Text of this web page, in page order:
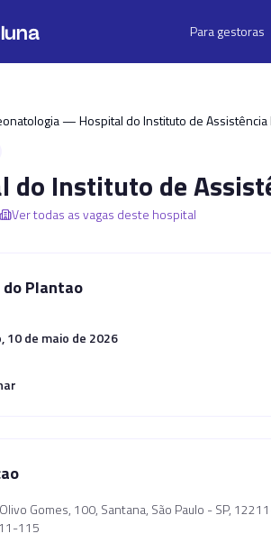
Para gestoras
— Hospital do Instituto de Assistência
do Instituto de
Ver todas as vagas deste hospital
Plantao
10 de maio de 2026
Gomes, 100, Santana, São Paulo - SP,
115